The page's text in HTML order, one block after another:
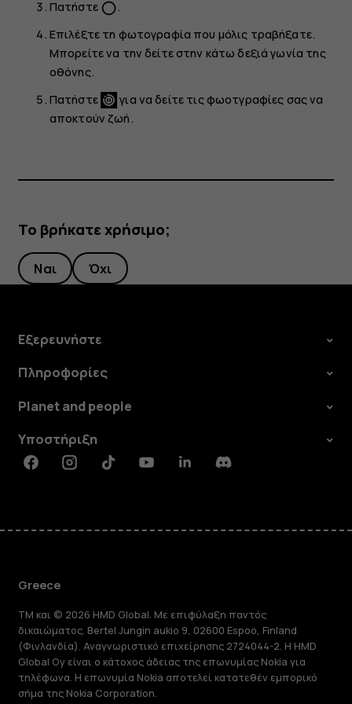
Πατήστε panorama_fish_eye.
Επιλέξτε τη φωτογραφία που μόλις τραβήξατε.
Μπορείτε να την δείτε στην κάτω δεξιά γωνία της
οθόνης.
Πατήστε
για να δείτε τις φωοτγραφίες σας να
αποκτούν ζωή.
Το βρήκατε χρήσιμο;
Ναι Όχι
Εξερευνήστε
Πληροφορίες
Planet and people
Υποστήριξη
FacebookInstagramTiktokYoutubeLinkedinDiscord
Greece
TM και © 2026 HMD Global. Με επιφύλαξη παντός
δικαιώματος. Bertel Jungin aukio 9, 02600 Espoo, Finland
(Φινλανδία). Αναγνωριστικό επιχείρησης 2724044-2. Η HMD
Global Oy είναι ο κάτοχος άδειας της επωνυμίας Nokia για
τηλέφωνα. Η επωνυμία Nokia αποτελεί κατατεθέν εμπορικό
σήμα της Nokia Corporation.